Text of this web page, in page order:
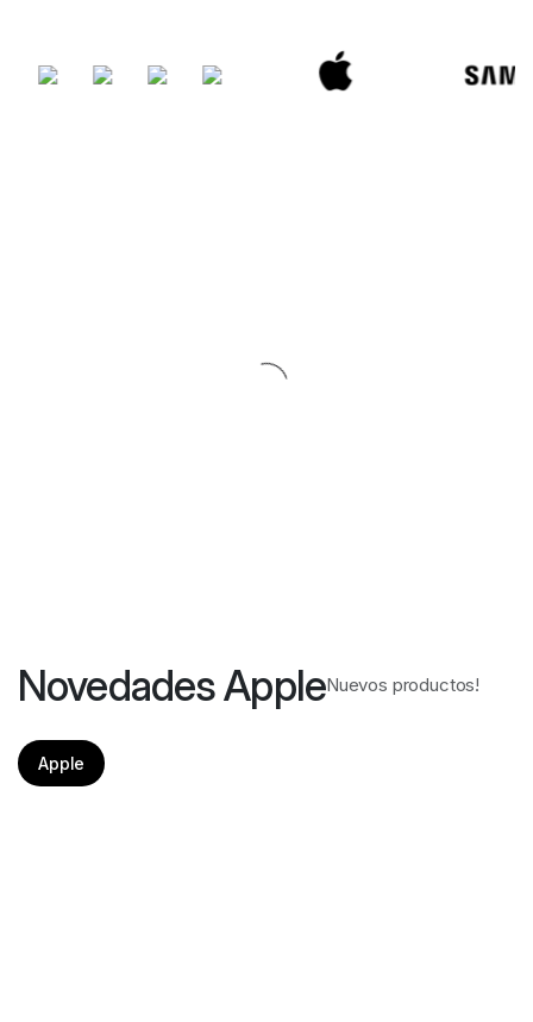
Novedades AppleNuevos productos!
Apple